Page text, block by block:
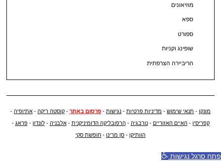
מוזיאונים
ספא
ספורט
שופינג וקניות
הריביירה הצרפתית
מונקו - תנאי שימוש - מדיניות פרטיות - נגישות - פרסום באתר - קוסטה ריקה - אתיופיה -
קפריסין -האיים האזוריים -נורבגיה -הרפובליקה הדומיניקנית -אלבניה -לונדון -פראג -
הוותיקן - סן מרינו - חופשת סקי
פתח סרגל נגישות